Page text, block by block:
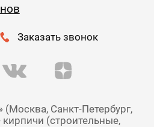
Заказать звонок
Санкт-Петербург,
кирпичи (строительные,